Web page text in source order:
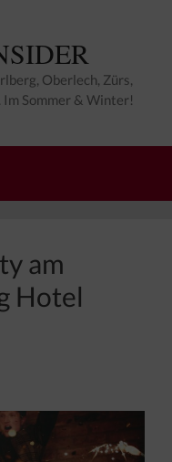
Oberlech, Zürs,
Im Sommer & Winter!
am
Hotel